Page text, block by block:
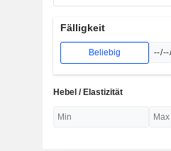
Fälligkeit
Beliebig
Hebel / Elastizität